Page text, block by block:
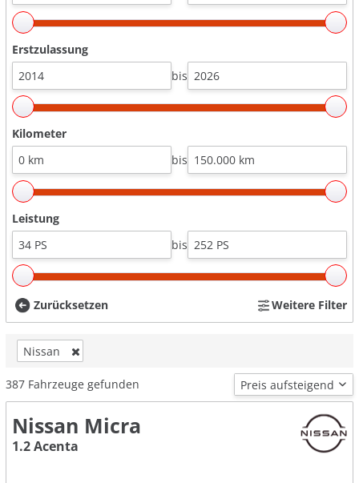
Erstzulassung
bis
Kilometer
bis
Leistung
bis
Zurücksetzen Weitere Filter
Nissan
387 Fahrzeuge gefunden
Nissan Micra
1.2 Acenta